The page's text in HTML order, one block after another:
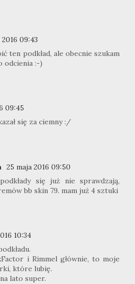
2016 09:43
ten podkład, ale obecnie szukam
odcienia :-)
09:45
się za ciemny :/
25 maja 2016 09:50
się już nie sprawdzają,
bb skin 79. mam już 4 sztuki
10:34
i Rimmel głównie, to moje
które lubię.
lato super.